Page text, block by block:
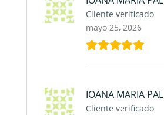
Cliente verificado
mayo 25, 2026
IOANA MARIA PAL
Cliente verificado